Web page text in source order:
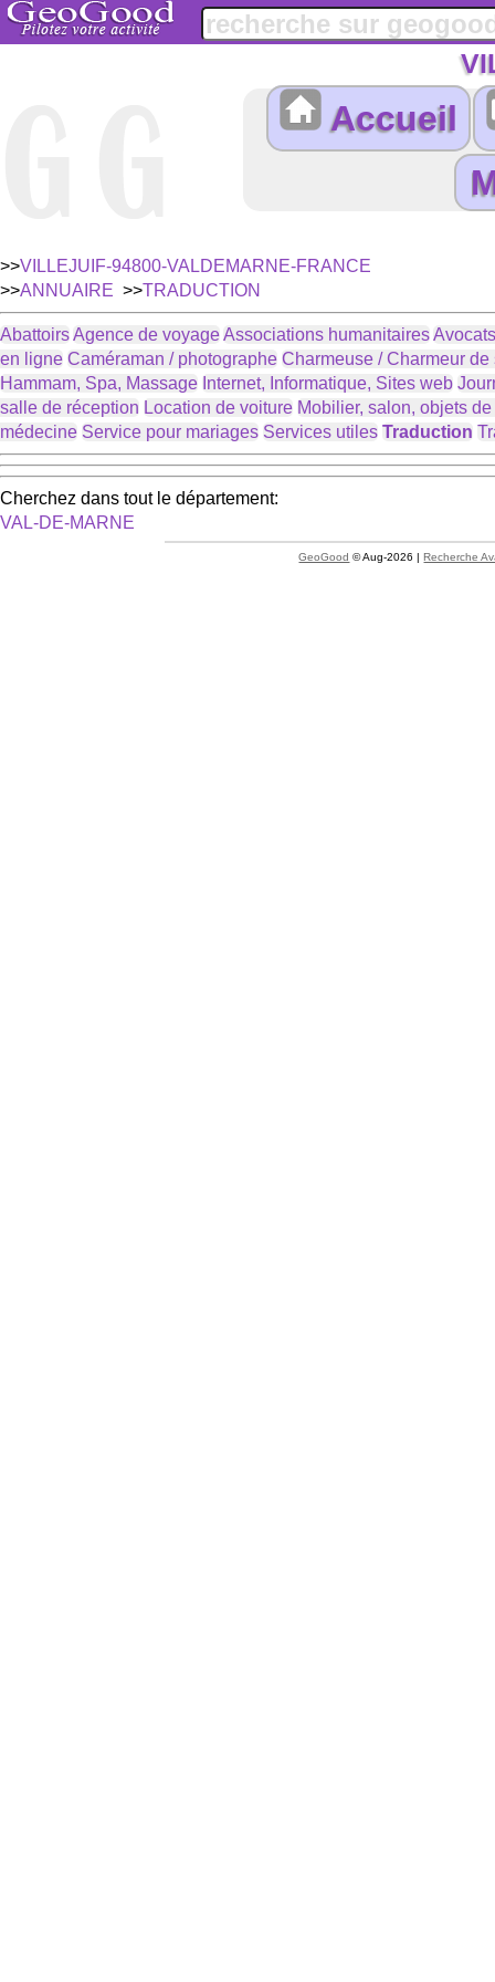
Accueil
>>VILLEJUIF-94800-VALDEMARNE-FRANCE
>>ANNUAIRE >>TRADUCTION
AbattoirsAgence de voyageAssociations humanitaires
en ligne Caméraman / photographe Charmeuse / Charmeur de
Hammam, Spa, Massage Internet, Informatique, Sites web
salle de réception Location de voiture Mobilier, salon, objets
médecine Service pour mariages Services utiles Traduction
Cherchez dans tout le département:
VAL-DE-MARNE
GeoGood © Aug-2026 |Recherche